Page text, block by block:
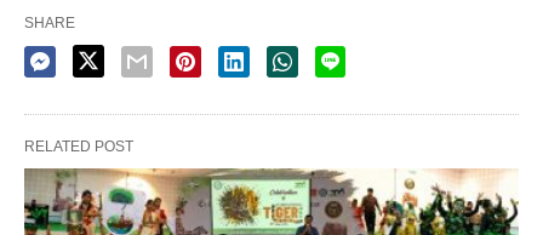
SHARE
RELATED POST